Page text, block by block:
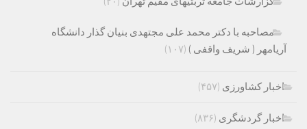
مصاحبه با دکتر محمد علی مجتهدی بنیان گذار دانشگاه
آریامهر ( شریف واقفی ) (۱۰۷)
اخبار کشاورزی (۴۵۷)
اخبار گردشگری (۸۳۶)